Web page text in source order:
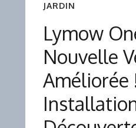
JARDIN
Lymow
Nouvelle
Améliorée